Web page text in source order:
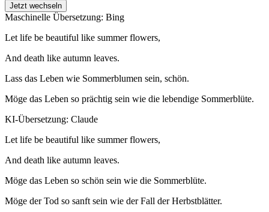
Jetzt wechseln
Maschinelle Übersetzung: Bing
Let life be beautiful like summer flowers,
And death like autumn leaves.
Lass das Leben wie Sommerblumen sein, schön.
Möge das Leben so prächtig sein wie die lebendige Sommerblüte.
KI-Übersetzung: Claude
Let life be beautiful like summer flowers,
And death like autumn leaves.
Möge das Leben so schön sein wie die Sommerblüte.
Möge der Tod so sanft sein wie der Fall der Herbstblätter.